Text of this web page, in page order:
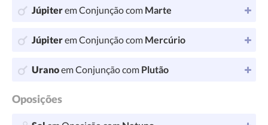
Júpiterem Conjunção com Marte
Júpiterem Conjunção com Mercúrio
Uranoem Conjunção com Plutão
Oposições